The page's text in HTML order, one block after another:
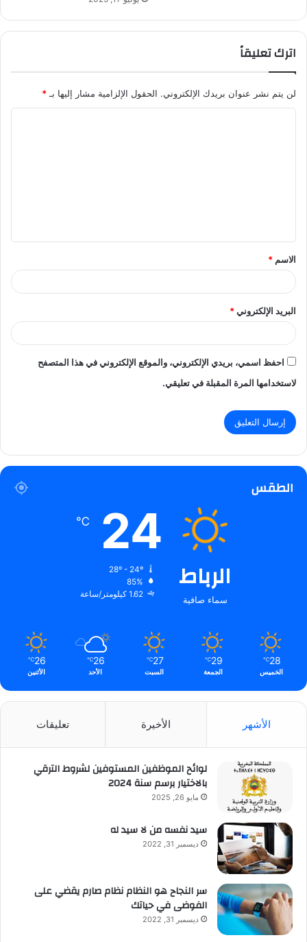
اترك تعليقاً
لن يتم نشر عنوان بريدك الإلكتروني. الحقول الإلزامية مشار إليها بـ *
ق
*
الاسم *
البريد الإلكتروني*
احفظ اسمي، بريدي الإلكتروني، والموقع الإلكتروني في هذا المتصفح
لاستخدامها المرة المقبلة في تعليقي.
الطقس
الرباط
سماء صافية
24
℃
85%
1.62 كيلومتر/ساعة
28
℃
الخميس
29
℃
الجمعة
27
℃
السبت
26
℃
الأحد
26
℃
الأثنين
الأشهر الأخيرة تعليقات
لوائح الموظفين المستوفين لشروط الترقي
بالاختيار برسم سنة 2024
مايو 26, 2025
سيد نفسه من لا سيد له
ديسمبر 31, 2022
سر النجاح هو النظام نظام صارم يقضي على
الفوضى في حياتك
ديسمبر 31, 2022